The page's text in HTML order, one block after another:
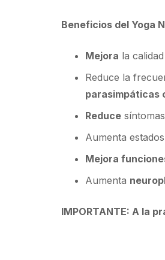
Beneficios del Yoga
Mejora la
Reduce la
parasimpáticas
Reduce
Aumenta
Mejora
Aumenta
IMPORTANTE: A la